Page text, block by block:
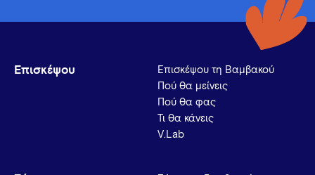
Επισκέψου
Επισκέψου τη Βαμβακού
Πού θα μείνεις
Πού θα φας
Τι θα κάνεις
V.Lab